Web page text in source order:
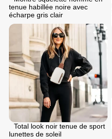
tenue habillée noire avec
écharpe gris clair
Total look noir tenue de sport
lunettes de soleil